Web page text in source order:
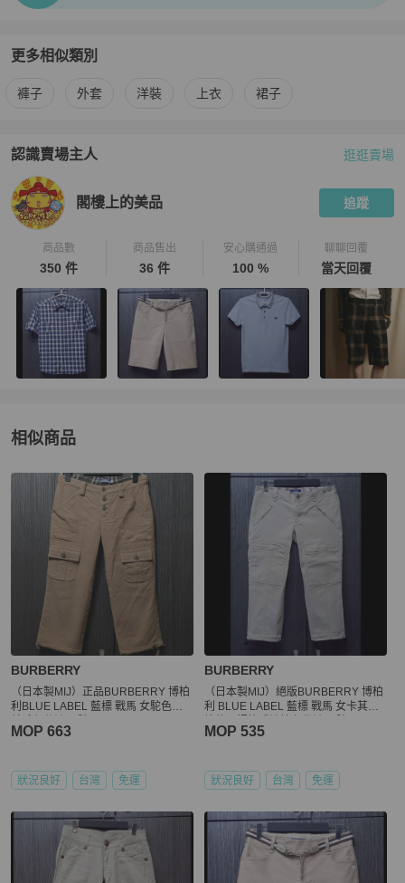
更多相似類別
更多BURBERRY 女裝相似商品推薦
褲子 外套 洋裝 上衣 裙子
認識賣場主人
PopChill 拍拍圈嚴選賣家
逛逛賣場
閣樓上的美品 追蹤
商品數
350 件
商品售出
36 件
安心購通過
100 %
聊聊回覆
當天回覆
相似商品
更多相似BURBERRY女裝推薦精品
BURBERRY
（日本製MIJ）正品BURBERRY 博柏
利BLUE LABEL 藍標 戰馬 女駝色混
MOP 663
狀況良好 台灣 免運
BURBERRY
（日本製MIJ）絕版BURBERRY 博柏
利 BLUE LABEL 藍標 戰馬 女卡其色
MOP 535
狀況良好 台灣 免運